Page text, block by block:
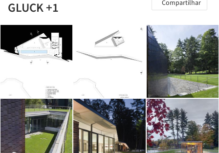
GLUCK +1
Compartilhar